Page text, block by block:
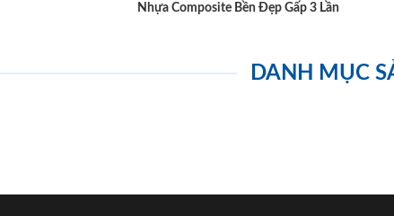
Nhựa Composite Bền Đẹp Gấp 3 Lần
DANH MỤC